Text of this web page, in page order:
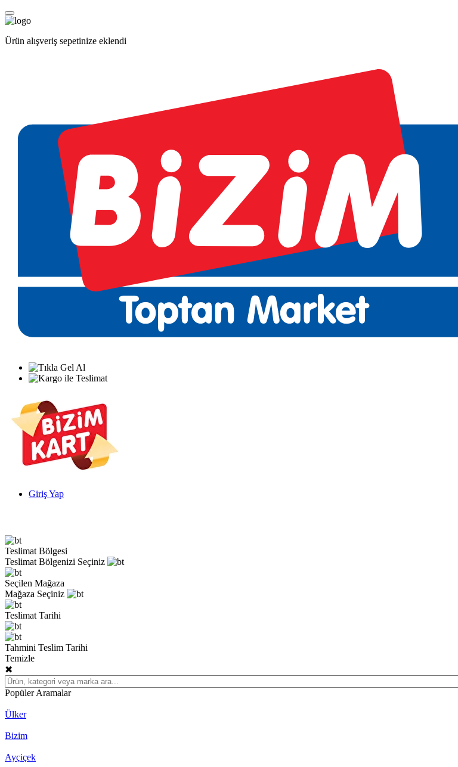
Ürün alışveriş sepetinize eklendi
Giriş Yap
Teslimat Bölgesi
Teslimat Bölgenizi Seçiniz
Seçilen Mağaza
Mağaza Seçiniz
Teslimat Tarihi
Tahmini Teslim Tarihi
Temizle
✖
Popüler Aramalar
Ülker
Bizim
Ayçiçek